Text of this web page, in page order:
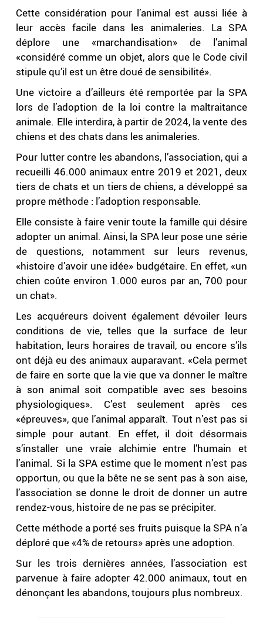
Cette considération pour l’animal est aussi liée à
leur accès facile dans les animaleries. La SPA
déplore une «marchandisation» de l’animal
«considéré comme un objet, alors que le Code civil
stipule qu’il est un être doué de sensibilité».
Une victoire a d’ailleurs été remportée par la SPA
lors de l’adoption de la loi contre la maltraitance
animale. Elle interdira, à partir de 2024, la vente des
chiens et des chats dans les animaleries.
Pour lutter contre les abandons, l’association, qui a
recueilli 46.000 animaux entre 2019 et 2021, deux
tiers de chats et un tiers de chiens, a développé sa
propre méthode : l’adoption responsable.
Elle consiste à faire venir toute la famille qui désire
adopter un animal. Ainsi, la SPA leur pose une série
de questions, notamment sur leurs revenus,
«histoire d’avoir une idée» budgétaire. En effet, «un
chien coûte environ 1.000 euros par an, 700 pour
un chat».
Les acquéreurs doivent également dévoiler leurs
conditions de vie, telles que la surface de leur
habitation, leurs horaires de travail, ou encore s’ils
ont déjà eu des animaux auparavant. «Cela permet
de faire en sorte que la vie que va donner le maître
à son animal soit compatible avec ses besoins
physiologiques». C’est seulement après ces
«épreuves», que l’animal apparaît. Tout n’est pas si
simple pour autant. En effet, il doit désormais
s’installer une vraie alchimie entre l’humain et
l’animal. Si la SPA estime que le moment n’est pas
opportun, ou que la bête ne se sent pas à son aise,
l’association se donne le droit de donner un autre
rendez-vous, histoire de ne pas se précipiter.
Cette méthode a porté ses fruits puisque la SPA n’a
déploré que «4% de retours» après une adoption.
Sur les trois dernières années, l’association est
parvenue à faire adopter 42.000 animaux, tout en
dénonçant les abandons, toujours plus nombreux.